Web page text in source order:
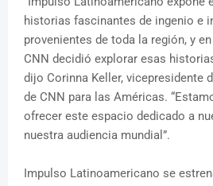
historias fascinantes de ingenio e
provenientes de toda la región, y
CNN decidió explorar esas
dijo Corinna Keller, vicepresidente
de CNN para las Américas.
ofrecer este espacio dedicado a
nuestra audiencia mundial”.
Impulso Latinoamericano se